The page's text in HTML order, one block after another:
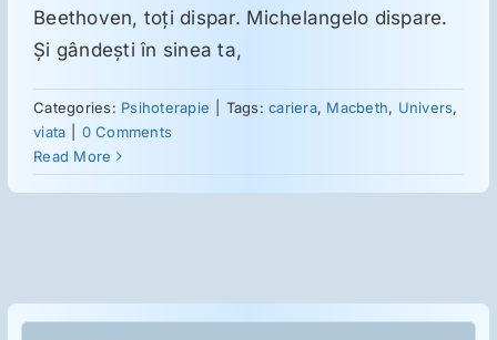
Beethoven, toţi dispar. Michelangelo dispare.
Şi gândeşti în sinea ta,
Categories: Psihoterapie Tags:cariera, Macbeth, Univers,
viata
0 Comments
Read More